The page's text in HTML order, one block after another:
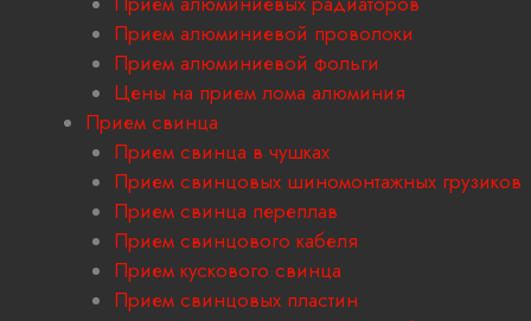
Прием алюминиевой проволоки
Прием алюминиевой фольги
Цены на прием лома алюминия
Прием свинца
Прием свинца в чушках
Прием свинцовых шиномонтажных грузиков
Прием свинца переплав
Прием свинцового кабеля
Прием кускового свинца
Прием свинцовых пластин